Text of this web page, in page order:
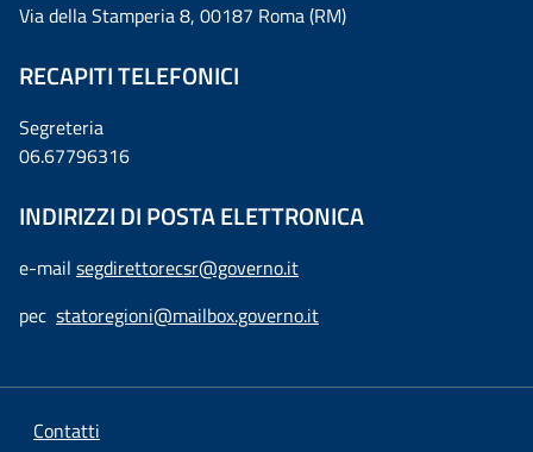
Via della Stamperia 8, 00187 Roma (RM)
RECAPITI TELEFONICI
Segreteria
06.67796316
INDIRIZZI DI POSTA ELETTRONICA
e-mail segdirettorecsr@governo.it
pec statoregioni@mailbox.governo.it
Contatti